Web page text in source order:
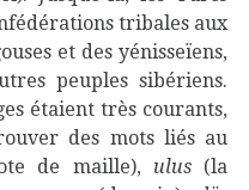
tribales aux
et des yénisseïens,
peuples sibériens.
étaient très courants,
des mots liés au
de maille), ulus(la